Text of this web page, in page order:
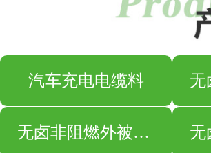
汽车充电电缆料
无卤非阻燃外被押出料